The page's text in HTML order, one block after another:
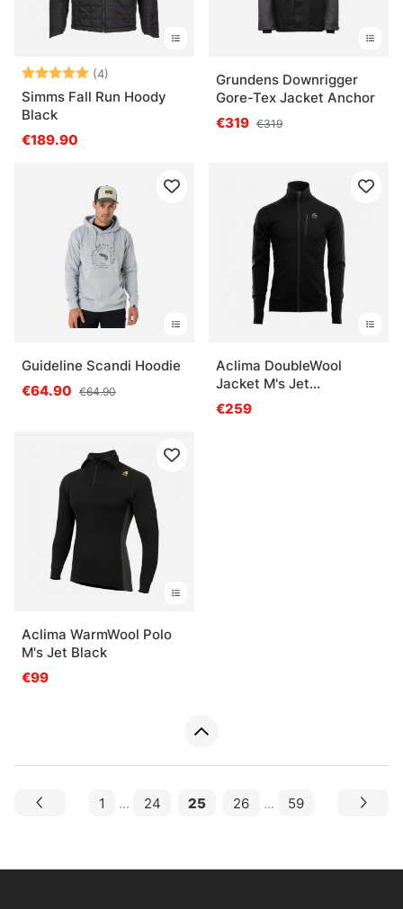
Note: (4)
Simms Fall Run Hoody
Black
€189.90
Grundens Downrigger
Gore-Tex Jacket Anchor
€319 €319
Guideline Scandi Hoodie
€64.90 €64.90
Aclima DoubleWool
Jacket M's Jet
Black/Marengo
€259
Aclima WarmWool Polo
M's Jet Black
€99
1 ... 24 25 26 ... 59